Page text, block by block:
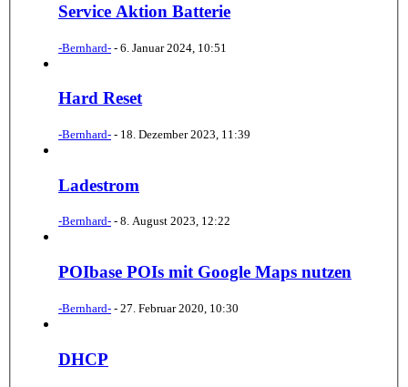
Service Aktion Batterie
-Bernhard- - 6. Januar 2024, 10:51
Hard Reset
-Bernhard- - 18. Dezember 2023, 11:39
Ladestrom
-Bernhard- - 8. August 2023, 12:22
POIbase POIs mit Google Maps nutzen
-Bernhard- - 27. Februar 2020, 10:30
DHCP